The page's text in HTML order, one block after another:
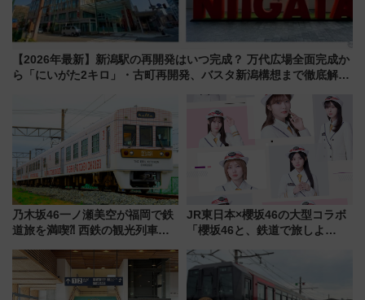
【2026年最新】新潟駅の再開発はいつ完成？ 万代広場全面完成か
ら「にいがた2キロ」・古町再開発、バスタ新潟構想まで徹底解
乃木坂46一ノ瀬美空が福岡で鉄
道旅を満喫⁈ 西鉄の観光列車
CHIKUGO」で巡る福岡･太宰
府･柳川の旅！YouTubeが公開
に
JR東日本×櫻坂46の大型コラボ
「櫻坂46と、鉄道で旅しよ
潟・長野・庄内へ